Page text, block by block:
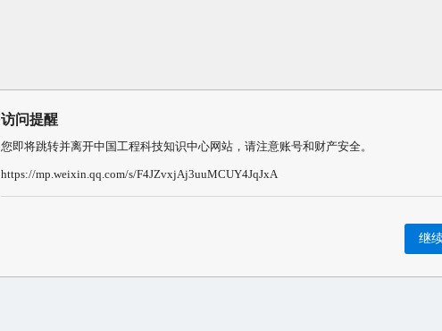
访问提醒
您即将跳转并离开中国工程科技知识中心网站，请注意账号和财产安全。
https://mp.weixin.qq.com/s/F4JZvxjAj3uuMCUY4JqJxA
继